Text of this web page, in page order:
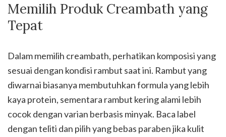
Memilih Produk Creambath yang
Tepat
Dalam memilih creambath, perhatikan komposisi yang
sesuai dengan kondisi rambut saat ini. Rambut yang
diwarnai biasanya membutuhkan formula yang lebih
kaya protein, sementara rambut kering alami lebih
cocok dengan varian berbasis minyak. Baca label
dengan teliti dan pilih yang bebas paraben jika kulit